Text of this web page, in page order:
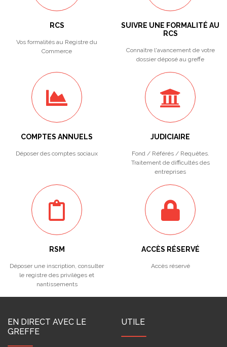
RCS
Vos formalités au Registre du
Commerce
SUIVRE UNE FORMALITÉ AU
RCS
Connaître l'avancement de votre
dossier déposé au greffe
COMPTES ANNUELS
Déposer des comptes sociaux
JUDICIAIRE
Fond / Référés / Requêtes.
Traitement de difficultés des
entreprises
RSM
Déposer une inscription, consulter
le registre des privilèges et
nantissements
ACCÈS RÉSERVÉ
Accès réservé
EN DIRECT AVEC LE
GREFFE
UTILE